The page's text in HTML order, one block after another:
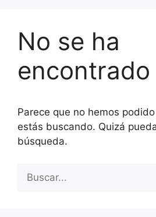
No se ha
encontrado
Parece que no hemos
estás buscando. Quizá
búsqueda.